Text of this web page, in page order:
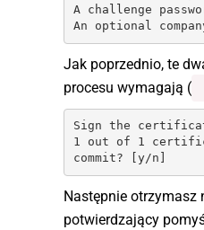
A challenge
An optional
Jak poprzednio, te
procesu wymagają (
Sign the
1 out of 1
commit? [y/n]
Następnie
potwierdzający